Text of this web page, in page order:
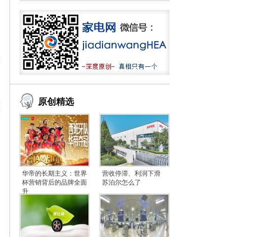
原创精选
华帝的长期主义：世界
杯营销背后的品牌全面
升
营收停滞、利润下滑
苏泊尔怎么了